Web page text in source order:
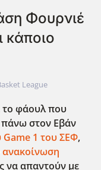
Φουρνιέ
κάποιο
League
το φάουλ που
πάνω στον Εβάν
Game 1 του ΣΕΦ,
ανακοίνωση
να απαντούν με